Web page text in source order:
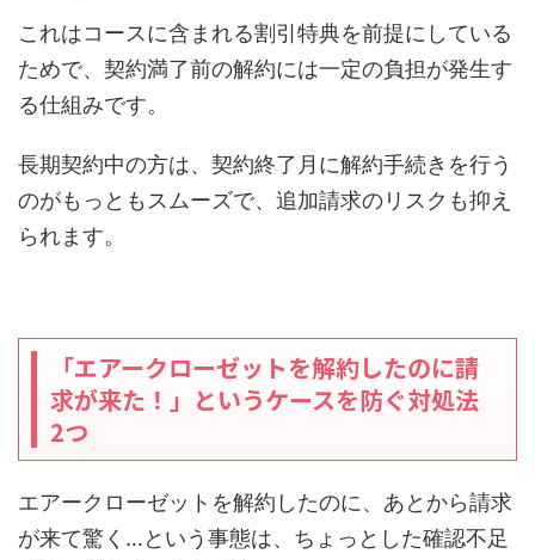
これはコースに含まれる割引特典を前提にしている
ためで、契約満了前の解約には一定の負担が発生す
る仕組みです。
長期契約中の方は、契約終了月に解約手続きを行う
のがもっともスムーズで、追加請求のリスクも抑え
られます。
「エアークローゼットを解約したのに請
求が来た！」というケースを防ぐ対処法
2つ
エアークローゼットを解約したのに、あとから請求
が来て驚く…という事態は、ちょっとした確認不足